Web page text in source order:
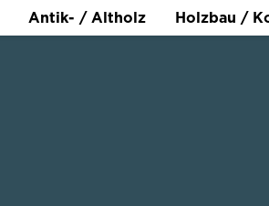
Antik- / Altholz Holzbau /